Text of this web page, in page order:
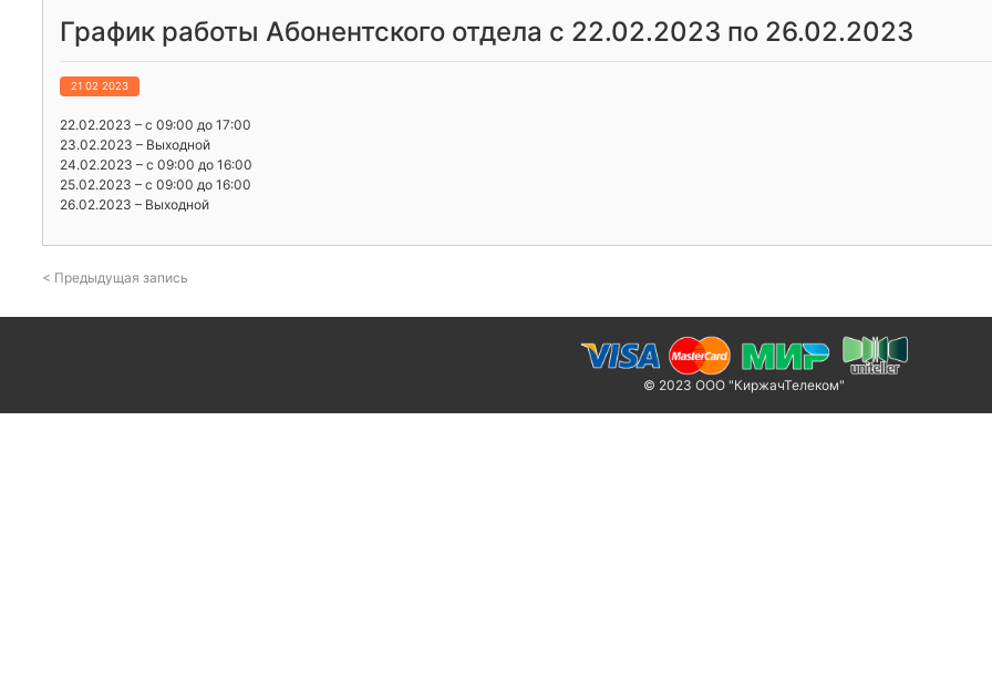
График работы Абонентского отдела с 22.02.2023 по 26.02.2023
21 02 2023
22.02.2023 – с 09:00 до 17:00
23.02.2023 – Выходной
24.02.2023 – с 09:00 до 16:00
25.02.2023 – с 09:00 до 16:00
26.02.2023 – Выходной
< Предыдущая запись
© 2023 ООО "КиржачТелеком"